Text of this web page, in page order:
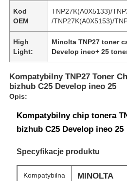
Kod
OEM
TNP27K(A0X5133)/
/TNP27K(A0X5153)/
High
Light:
Minolta TNP27 toner
Develop ineo+ 25
Kompatybilny TNP27 Toner
bizhub C25 Develop ineo 25
Opis:
Kompatybilny chip tonera
bizhub C25 Develop ineo 25
Specyfikacje produktu
Kompatybilna
MINOLTA